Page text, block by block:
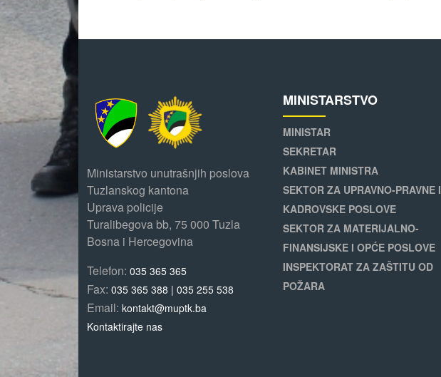
Ministarstvo unutrašnjih poslova
Tuzlanskog kantona
Uprava policije
Turalibegova bb, 75 000 Tuzla
Bosna i Hercegovina
Telefon: 035 365 365
Fax: 035 365 388 | 035 255 538
Email: kontakt@muptk.ba
Kontaktirajte nas
MINISTARSTVO
MINISTAR
SEKRETAR
KABINET MINISTRA
SEKTOR ZA UPRAVNO-PRAVNE I
KADROVSKE POSLOVE
SEKTOR ZA MATERIJALNO-
FINANSIJSKE I OPĆE POSLOVE
INSPEKTORAT ZA ZAŠTITU OD
POŽARA